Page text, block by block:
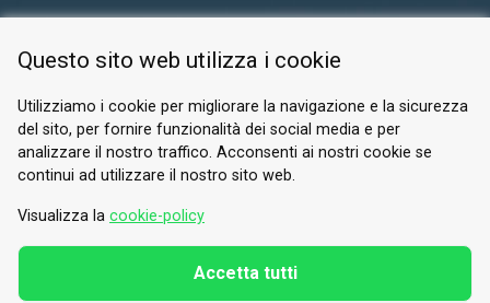
PRIVACY POLICY
© 2026 Valle di Susa
Tesori di Arte e Cultura Alpina
Tel.
E-mail.info@vallesusa-tesori.it
Questo sito web utilizza i cookie
Utilizziamo i cookie per migliorare la navigazione e la sicurezza
del sito, per fornire funzionalità dei social media e per
analizzare il nostro traffico. Acconsenti ai nostri cookie se
continui ad utilizzare il nostro sito web.
Visualizza la cookie-policy
Accetta tutti